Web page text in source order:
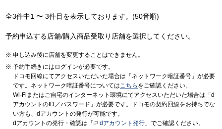
全3件中1 〜 3件目を表示しております。(50音順)
予約申込する店舗/購入商品受取り店舗を選択してください。
申し込み後に店舗を変更することはできません。
予約手続きにはログインが必要です。
ドコモ回線にてアクセスいただいた場合は「ネットワーク暗証番号」が必要
です。ネットワーク暗証番号についてはこちら をご確認ください。
Wi-Fiまたはご自宅のインターネット環境にてアクセスいただいた場合は「d
アカウントのID／パスワード」が必要です。ドコモの契約回線をお持ちでな
い方も、dアカウントの発行が可能です。
dアカウントの発行・確認は「
dアカウント発行 」でご確認ください。